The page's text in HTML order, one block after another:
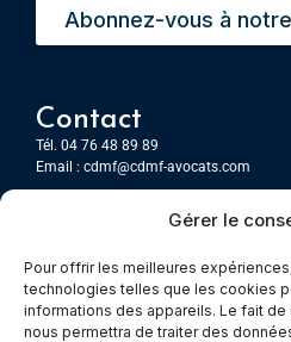
Gérer le
Pour offrir les meilleures
technologies telles que les cookies
informations des appareils. Le fait
nous permettra de traiter des
Abonnez-vous à
Contact
Tél. 04 76 48 89 89
Email : cdmf@cdmf-avocats.com
7 Place Firmin Gautier
CS 80476
38016 GRENOBLE, Cedex 1